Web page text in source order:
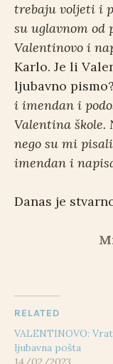
trebaju voljeti i
su uglavnom
Valentinovo i
Karlo. Je li
ljubavno
i imendan i
Valentina škole.
nego su mi
imendan i
Danas je
RELATED
VALENTINOVO:
ljubavna pošta